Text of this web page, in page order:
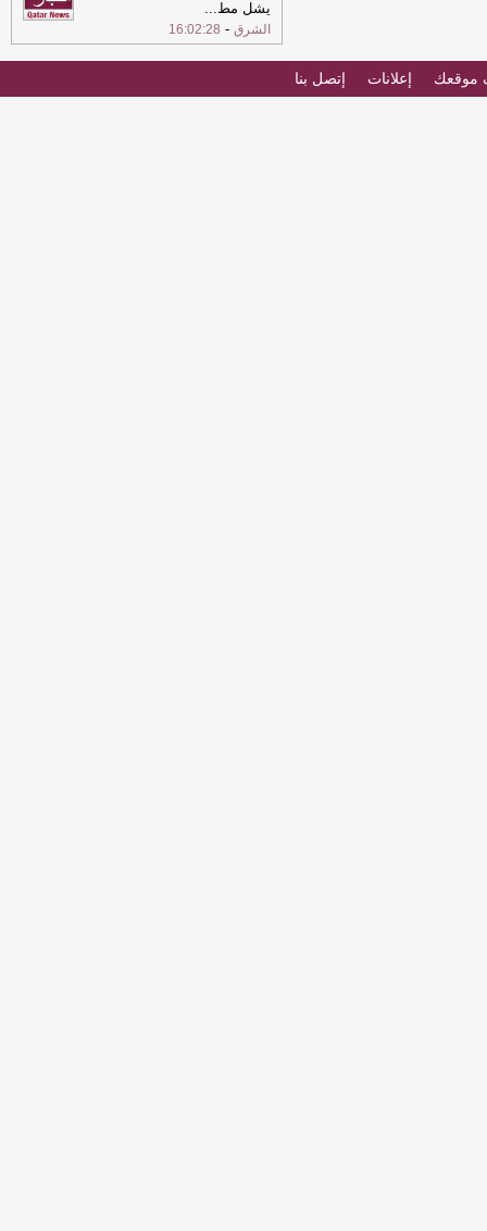
يشل مط...
الشرق -
16:02:28
موقعك إعلانات إتصل بنا